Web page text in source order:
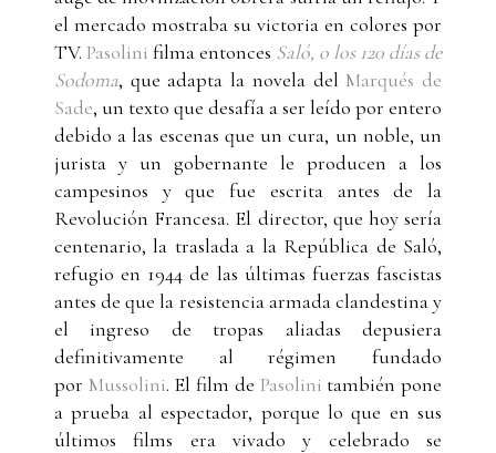
el mercado mostraba su victoria en colores por
TV. Pasolini filma entonces Saló, o los 120 días de
Sodoma, que adapta la novela del Marqués de
Sade, un texto que desafía a ser leído por entero
debido a las escenas que un cura, un noble, un
jurista y un gobernante le producen a los
campesinos y que fue escrita antes de la
Revolución Francesa. El director, que hoy sería
centenario, la traslada a la República de Saló,
refugio en 1944 de las últimas fuerzas fascistas
antes de que la resistencia armada clandestina y
el ingreso de tropas aliadas depusiera
definitivamente al régimen fundado
por Mussolini. El film de Pasolini también pone
a prueba al espectador, porque lo que en sus
últimos films era vivado y celebrado se